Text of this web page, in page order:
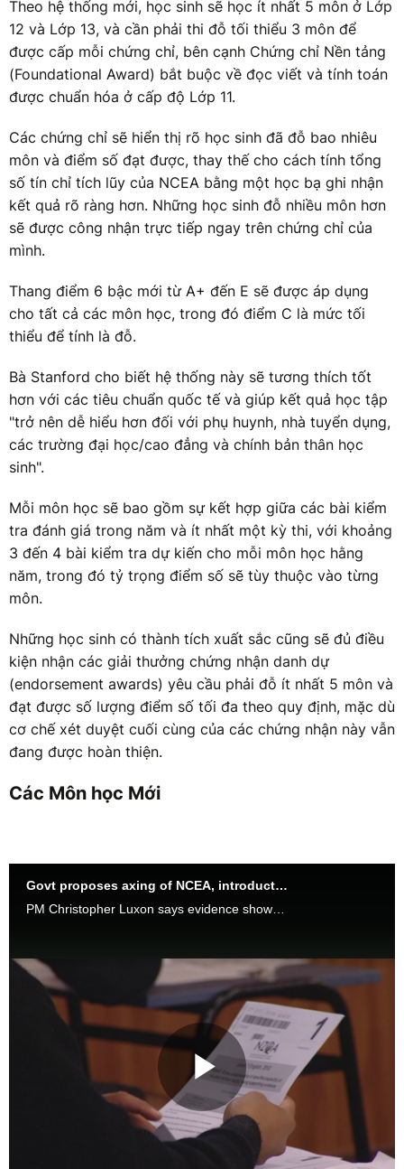
Theo hệ thống mới, học sinh sẽ học ít nhất 5 môn ở Lớp
12 và Lớp 13, và cần phải thi đỗ tối thiểu 3 môn để
được cấp mỗi chứng chỉ, bên cạnh Chứng chỉ Nền tảng
(Foundational Award) bắt buộc về đọc viết và tính toán
được chuẩn hóa ở cấp độ Lớp 11.
Các chứng chỉ sẽ hiển thị rõ học sinh đã đỗ bao nhiêu
môn và điểm số đạt được, thay thế cho cách tính tổng
số tín chỉ tích lũy của NCEA bằng một học bạ ghi nhận
kết quả rõ ràng hơn. Những học sinh đỗ nhiều môn hơn
sẽ được công nhận trực tiếp ngay trên chứng chỉ của
mình.
Thang điểm 6 bậc mới từ A+ đến E sẽ được áp dụng
cho tất cả các môn học, trong đó điểm C là mức tối
thiểu để tính là đỗ.
Bà Stanford cho biết hệ thống này sẽ tương thích tốt
hơn với các tiêu chuẩn quốc tế và giúp kết quả học tập
"trở nên dễ hiểu hơn đối với phụ huynh, nhà tuyển dụng,
các trường đại học/cao đẳng và chính bản thân học
sinh".
Mỗi môn học sẽ bao gồm sự kết hợp giữa các bài kiểm
tra đánh giá trong năm và ít nhất một kỳ thi, với khoảng
3 đến 4 bài kiểm tra dự kiến cho mỗi môn học hằng
năm, trong đó tỷ trọng điểm số sẽ tùy thuộc vào từng
môn.
Những học sinh có thành tích xuất sắc cũng sẽ đủ điều
kiện nhận các giải thưởng chứng nhận danh dự
(endorsement awards) yêu cầu phải đỗ ít nhất 5 môn và
đạt được số lượng điểm số tối đa theo quy định, mặc dù
cơ chế xét duyệt cuối cùng của các chứng nhận này vẫn
đang được hoàn thiện.
Các Môn học Mới